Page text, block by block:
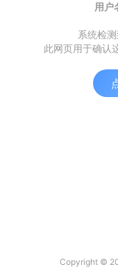
用
系统检
此网页用于确认
Copyright ©